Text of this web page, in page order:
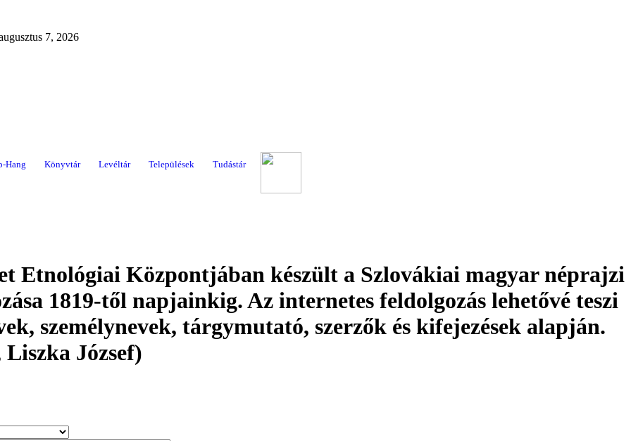
7, 2026
Hang Könyvtár Levéltár Települések Tudástár
Etnológiai Központjában készült a Szlovákiai magyar néprajzi
1819-től napjainkig. Az internetes feldolgozás lehetővé teszi
személynevek, tárgymutató, szerzők és kifejezések alapján.
József)